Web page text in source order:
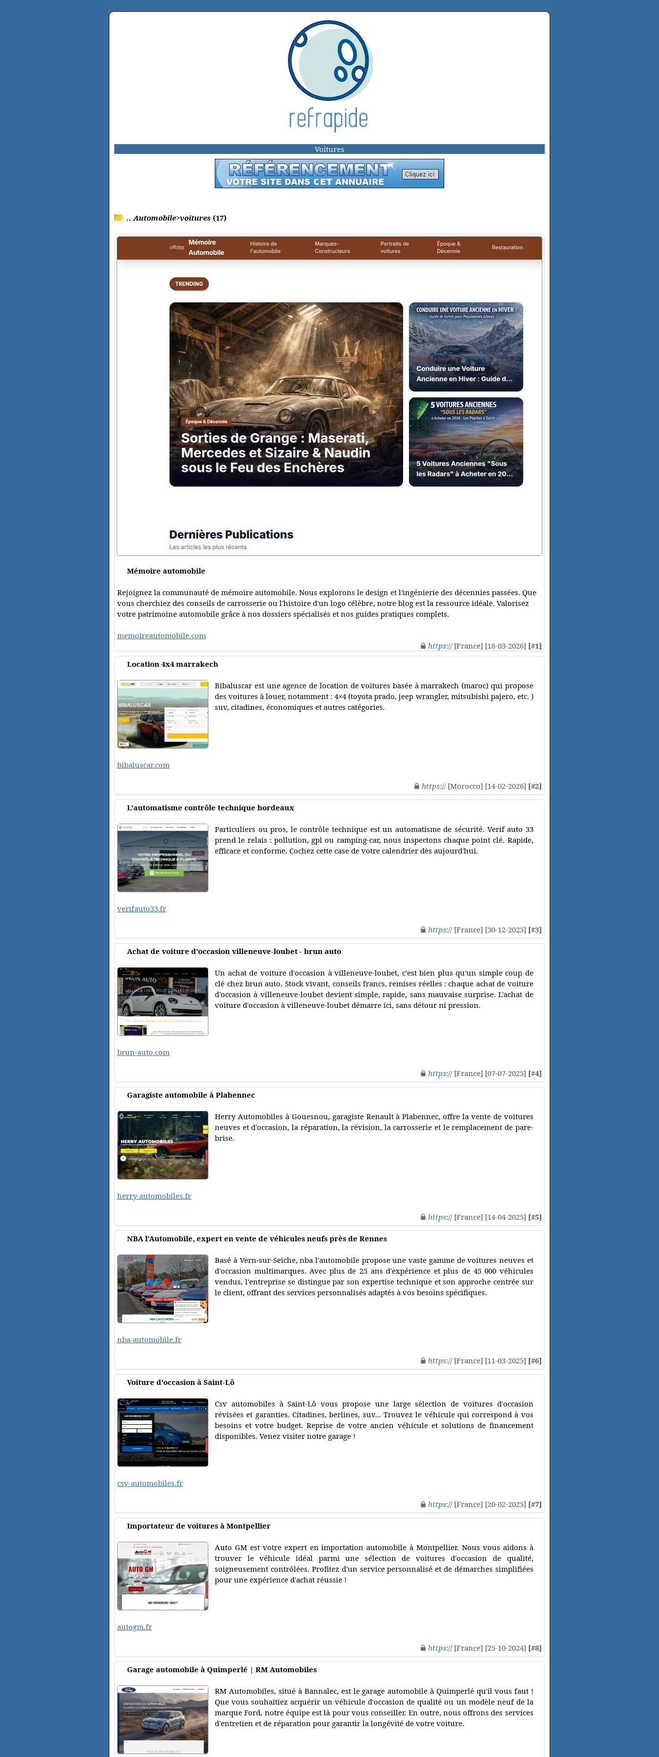
Voitures
.. Automobile>voitures (17)
Mémoire automobile
Rejoignez la communauté de mémoire automobile. Nous explorons le design et l'ingénierie des décennies passées. Que
vous cherchiez des conseils de carrosserie ou l'histoire d'un logo célèbre, notre blog est la ressource idéale. Valorisez
votre patrimoine automobile grâce à nos dossiers spécialisés et nos guides pratiques complets.
memoireautomobile.com
https:// [France] [18-03-2026] [#1]
Location 4x4 marrakech
Bibaluscar est une agence de location de voitures basée à marrakech (maroc) qui propose
des voitures à louer, notamment : 4×4 (toyota prado, jeep wrangler, mitsubishi pajero, etc. )
suv, citadines, économiques et autres catégories.
bibaluscar.com
https:// [Morocco] [14-02-2026] [#2]
L'automatisme contrôle technique bordeaux
Particuliers ou pros, le contrôle technique est un automatisme de sécurité. Verif auto 33
prend le relais : pollution, gpl ou camping-car, nous inspectons chaque point clé. Rapide,
efficace et conforme. Cochez cette case de votre calendrier dès aujourd'hui.
verifauto33.fr
https:// [France] [30-12-2025] [#3]
Achat de voiture d'occasion villeneuve-loubet - brun auto
Un achat de voiture d'occasion à villeneuve-loubet, c'est bien plus qu'un simple coup de
clé chez brun auto. Stock vivant, conseils francs, remises réelles : chaque achat de voiture
d'occasion à villeneuve-loubet devient simple, rapide, sans mauvaise surprise. L'achat de
voiture d'occasion à villeneuve-loubet démarre ici, sans détour ni pression.
brun-auto.com
https:// [France] [07-07-2025] [#4]
Garagiste automobile à Plabennec
Herry Automobiles à Gouesnou, garagiste Renault à Plabennec, offre la vente de voitures
neuves et d'occasion, la réparation, la révision, la carrosserie et le remplacement de pare-
brise.
herry-automobiles.fr
https:// [France] [14-04-2025] [#5]
NBA l'Automobile, expert en vente de véhicules neufs près de Rennes
Basé à Vern-sur-Seiche, nba l'automobile propose une vaste gamme de voitures neuves et
d'occasion multimarques. Avec plus de 25 ans d'expérience et plus de 45 000 véhicules
vendus, l'entreprise se distingue par son expertise technique et son approche centrée sur
le client, offrant des services personnalisés adaptés à vos besoins spécifiques.
nba-automobile.fr
https:// [France] [11-03-2025] [#6]
Voiture d'occasion à Saint-Lô
Csv automobiles à Saint-Lô vous propose une large sélection de voitures d'occasion
révisées et garanties. Citadines, berlines, suv... Trouvez le véhicule qui correspond à vos
besoins et votre budget. Reprise de votre ancien véhicule et solutions de financement
disponibles. Venez visiter notre garage !
csv-automobiles.fr
https:// [France] [20-02-2025] [#7]
Importateur de voitures à Montpellier
Auto GM est votre expert en importation automobile à Montpellier. Nous vous aidons à
trouver le véhicule idéal parmi une sélection de voitures d'occasion de qualité,
soigneusement contrôlées. Profitez d'un service personnalisé et de démarches simplifiées
pour une expérience d'achat réussie !
autogm.fr
https:// [France] [25-10-2024] [#8]
Garage automobile à Quimperlé | RM Automobiles
RM Automobiles, situé à Bannalec, est le garage automobile à Quimperlé qu'il vous faut !
Que vous souhaitiez acquérir un véhicule d'occasion de qualité ou un modèle neuf de la
marque Ford, notre équipe est là pour vous conseiller. En outre, nous offrons des services
d'entretien et de réparation pour garantir la longévité de votre voiture.